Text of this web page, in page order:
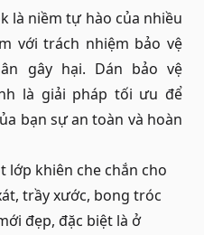
là niềm tự hào của nhiều
với trách nhiệm bảo vệ
gây hại. Dán bảo vệ
là giải pháp tối ưu để
bạn sự an toàn và hoàn
lớp khiên che chắn cho
trầy xước, bong tróc
đẹp, đặc biệt là ở